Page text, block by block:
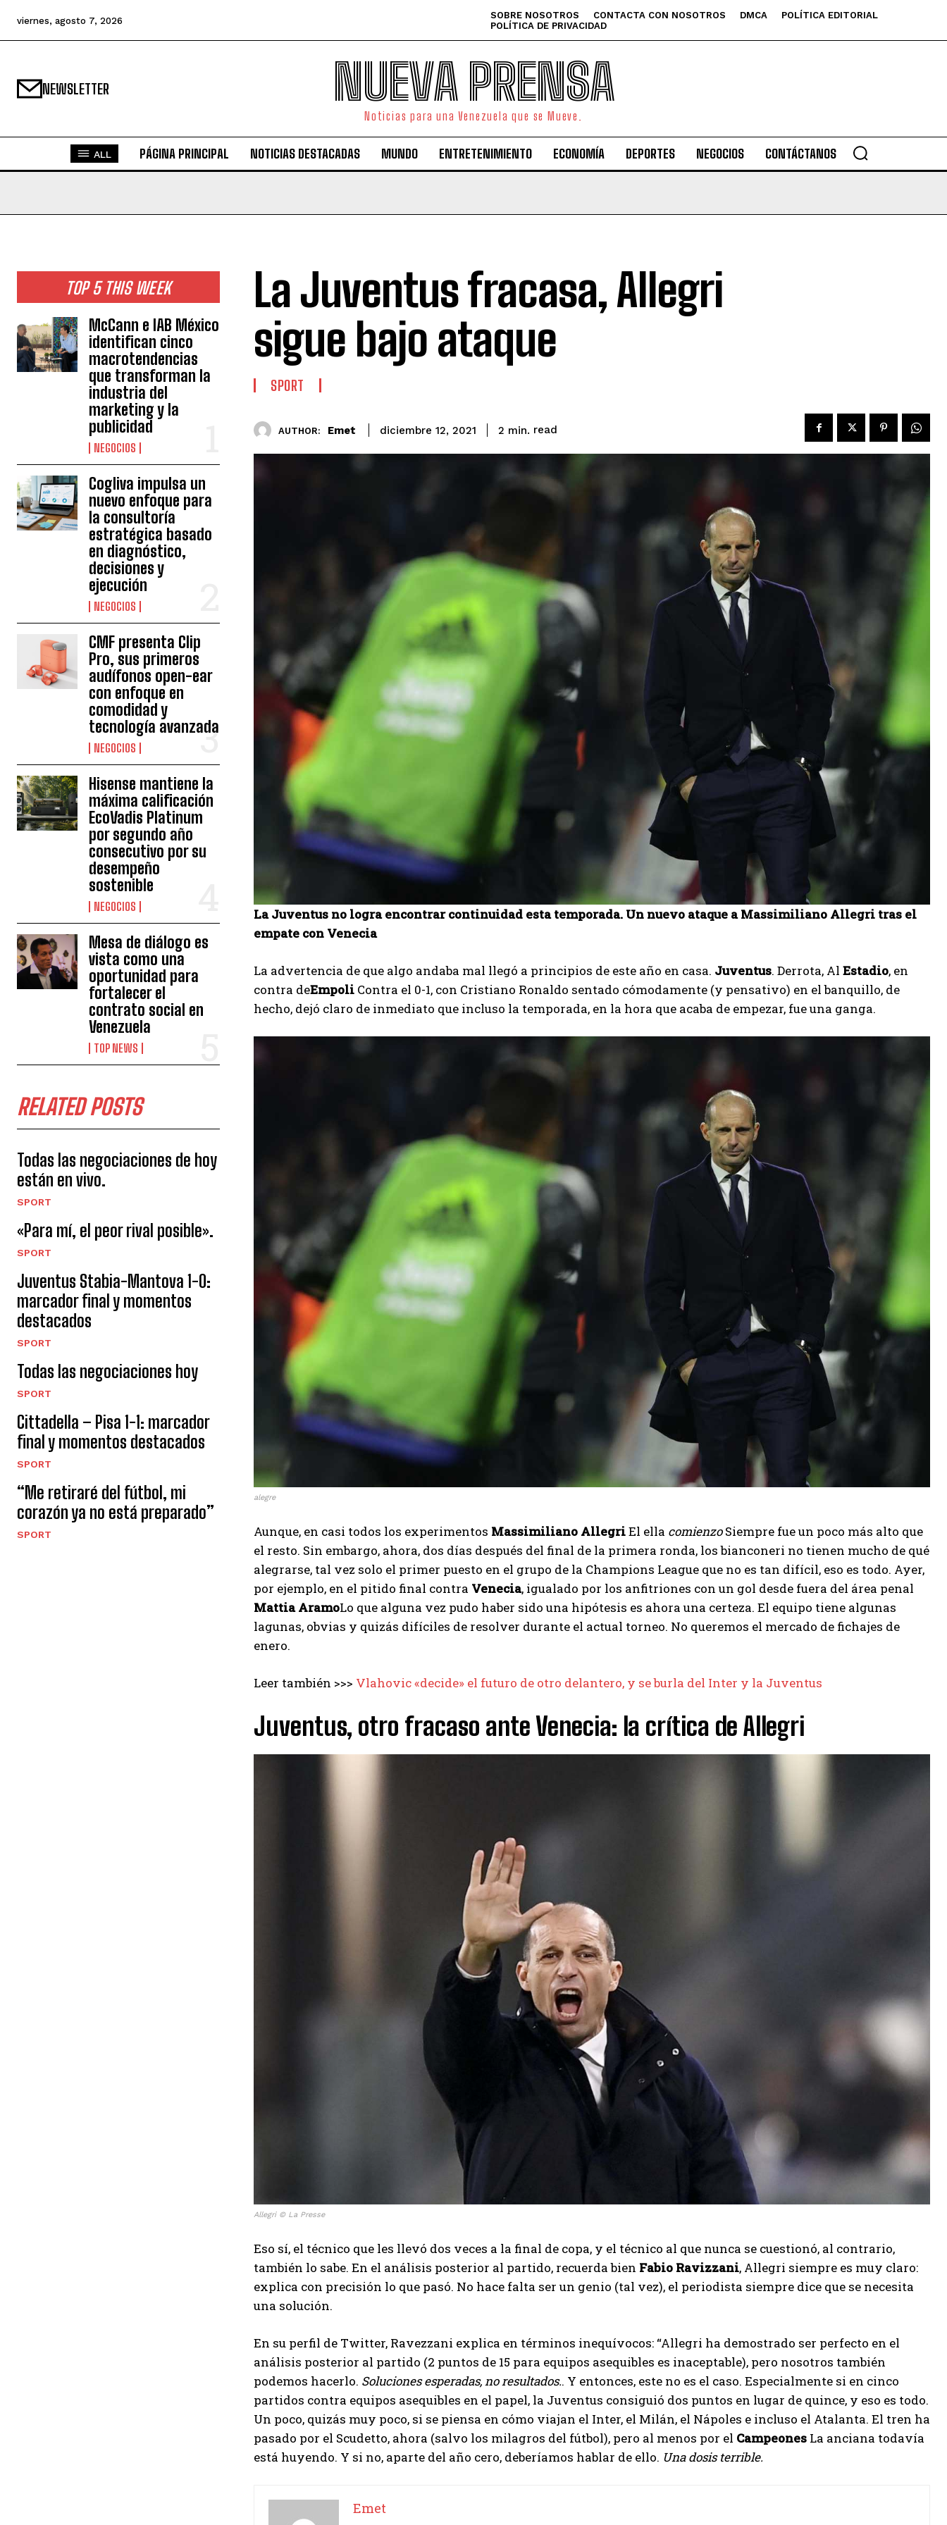
I've read and accept thePrivacy Policy .
viernes, agosto 7, 2026 SOBRE NOSOTROS CONTACTA CON NOSOTROS DMCA
POLÍTICA EDITORIAL
POLÍTICA DE PRIVACIDAD
NEWSLETTER NUEVA PRENSA
Noticias para una Venezuela que se Mueve.
ALL PÁGINA PRINCIPAL NOTICIAS DESTACADAS MUNDO ENTRETENIMIENTO ECONOMÍA DEPORTES NEGOCIOS CONTÁCTANOS
TOP 5 THIS WEEK
McCann e IAB México
identifican cinco
macrotendencias
que transforman la
industria del
marketing y la
publicidad
NEGOCIOS
Cogliva impulsa un
nuevo enfoque para
la consultoría
estratégica basado
en diagnóstico,
decisiones y
ejecución
NEGOCIOS
CMF presenta Clip
Pro, sus primeros
audífonos open-ear
con enfoque en
comodidad y
tecnología avanzada
NEGOCIOS
Hisense mantiene la
máxima calificación
EcoVadis Platinum
por segundo año
consecutivo por su
desempeño
sostenible
NEGOCIOS
Mesa de diálogo es
vista como una
oportunidad para
fortalecer el
contrato social en
Venezuela
TOP NEWS
RELATED POSTS
Todas las negociaciones de hoy
están en vivo.
SPORT
«Para mí, el peor rival posible».
SPORT
Juventus Stabia-Mantova 1-0:
marcador final y momentos
destacados
SPORT
Todas las negociaciones hoy
SPORT
Cittadella – Pisa 1-1: marcador
final y momentos destacados
SPORT
“Me retiraré del fútbol, ​​mi
corazón ya no está preparado”
SPORT
La Juventus fracasa, Allegri
sigue bajo ataque
SPORT
AUTHOR: Emet diciembre 12, 2021 2 min. read
La Juventus no logra encontrar continuidad esta temporada. Un nuevo ataque a Massimiliano Allegri tras el
empate con Venecia
La advertencia de que algo andaba mal llegó a principios de este año en casa. Juventus. Derrota, Al Estadio, en
contra deEmpoli Contra el 0-1, con Cristiano Ronaldo sentado cómodamente (y pensativo) en el banquillo, de
hecho, dejó claro de inmediato que incluso la temporada, en la hora que acaba de empezar, fue una ganga.
alegre
Aunque, en casi todos los experimentos Massimiliano AllegriEl ella comienzoSiempre fue un poco más alto que
el resto. Sin embargo, ahora, dos días después del final de la primera ronda, los bianconeri no tienen mucho de qué
alegrarse, tal vez solo el primer puesto en el grupo de la Champions League que no es tan difícil, eso es todo. Ayer,
por ejemplo, en el pitido final contra Venecia, igualado por los anfitriones con un gol desde fuera del área penal
Mattia AramoLo que alguna vez pudo haber sido una hipótesis es ahora una certeza. El equipo tiene algunas
lagunas, obvias y quizás difíciles de resolver durante el actual torneo. No queremos el mercado de fichajes de
enero.
Leer también >>> Vlahovic «decide» el futuro de otro delantero, y se burla del Inter y la Juventus
Juventus, otro fracaso ante Venecia: la crítica de Allegri
Allegri © La Presse
Eso sí, el técnico que les llevó dos veces a la final de copa, y el técnico al que nunca se cuestionó, al contrario,
también lo sabe. En el análisis posterior al partido, recuerda bien Fabio Ravizzani, Allegri siempre es muy claro:
explica con precisión lo que pasó. No hace falta ser un genio (tal vez), el periodista siempre dice que se necesita
una solución.
En su perfil de Twitter, Ravezzani explica en términos inequívocos: “Allegri ha demostrado ser perfecto en el
análisis posterior al partido (2 puntos de 15 para equipos asequibles es inaceptable), pero nosotros también
podemos hacerlo. Soluciones esperadas, no resultados.. Y entonces, este no es el caso. Especialmente si en cinco
partidos contra equipos asequibles en el papel, la Juventus consiguió dos puntos en lugar de quince, y eso es todo.
Un poco, quizás muy poco, si se piensa en cómo viajan el Inter, el Milán, el Nápoles e incluso el Atalanta. El tren ha
pasado por el Scudetto, ahora (salvo los milagros del fútbol), pero al menos por el Campeones La anciana todavía
está huyendo. Y si no, aparte del año cero, deberíamos hablar de ello. Una dosis terrible.
Emet